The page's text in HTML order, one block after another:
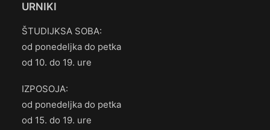
URNIKI
ŠTUDIJKSA SOBA:
od ponedeljka do petka
od 10. do 19. ure
IZPOSOJA:
od ponedeljka do petka
od 15. do 19. ure